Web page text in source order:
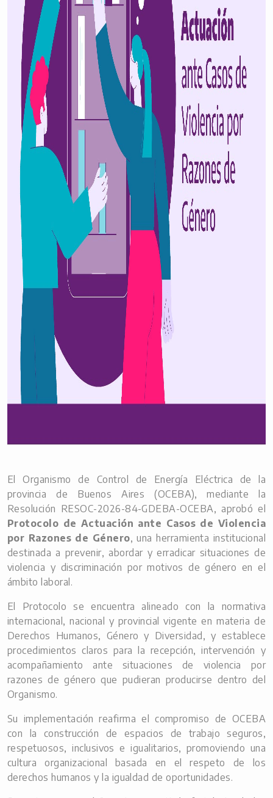
El Organismo de Control de Energía Eléctrica de la
provincia de Buenos Aires (OCEBA), mediante la
Resolución RESOC-2026-84-GDEBA-OCEBA, aprobó el
Protocolo de Actuación ante Casos de Violencia
por Razones de Género, una herramienta institucional
destinada a prevenir, abordar y erradicar situaciones de
violencia y discriminación por motivos de género en el
ámbito laboral.
El Protocolo se encuentra alineado con la normativa
internacional, nacional y provincial vigente en materia de
Derechos Humanos, Género y Diversidad, y establece
procedimientos claros para la recepción, intervención y
acompañamiento ante situaciones de violencia por
razones de género que pudieran producirse dentro del
Organismo.
Su implementación reafirma el compromiso de OCEBA
con la construcción de espacios de trabajo seguros,
respetuosos, inclusivos e igualitarios, promoviendo una
cultura organizacional basada en el respeto de los
derechos humanos y la igualdad de oportunidades.